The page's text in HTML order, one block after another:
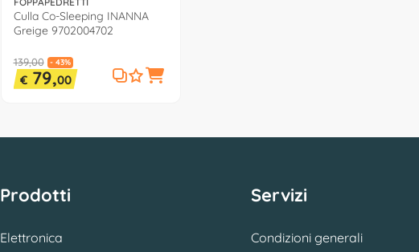
Culla Co-Sleeping INANNA
Greige 9702004702
139,00 - 43%
€79,00
Prodotti
Elettronica
Servizi
Condizioni generali